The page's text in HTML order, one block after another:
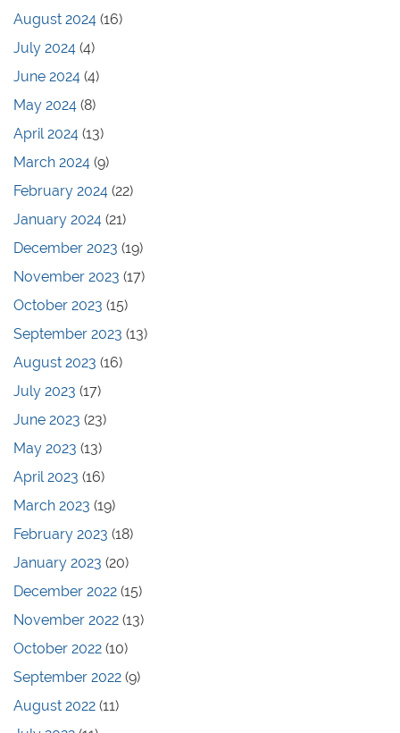
August 2024 (16)
July 2024 (4)
June 2024 (4)
May 2024 (8)
April 2024 (13)
March 2024 (9)
February 2024 (22)
January 2024 (21)
December 2023 (19)
November 2023 (17)
October 2023 (15)
September 2023 (13)
August 2023 (16)
July 2023 (17)
June 2023 (23)
May 2023 (13)
April 2023 (16)
March 2023 (19)
February 2023 (18)
January 2023 (20)
December 2022 (15)
November 2022 (13)
October 2022 (10)
September 2022 (9)
August 2022 (11)